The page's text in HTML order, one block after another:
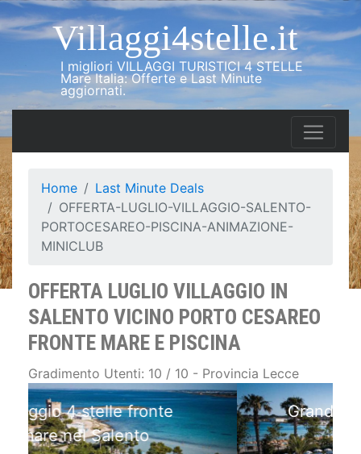
Villaggi4stelle.it
I migliori VILLAGGI TURISTICI 4 STELLE
Mare Italia: Offerte e Last Minute
aggiornati.
Home
Last Minute Deals
OFFERTA-LUGLIO-VILLAGGIO-SALENTO-
PORTOCESAREO-PISCINA-ANIMAZIONE-
MINICLUB
OFFERTA LUGLIO VILLAGGIO IN
SALENTO VICINO PORTO CESAREO
FRONTE MARE E PISCINA
Gradimento Utenti: 10 / 10 - Provincia Lecce
Grande Piscina in Villaggio
fronte mare